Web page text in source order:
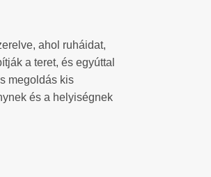
ahol ruháidat,
a teret, és egyúttal
megoldás kis
és a helyiségnek